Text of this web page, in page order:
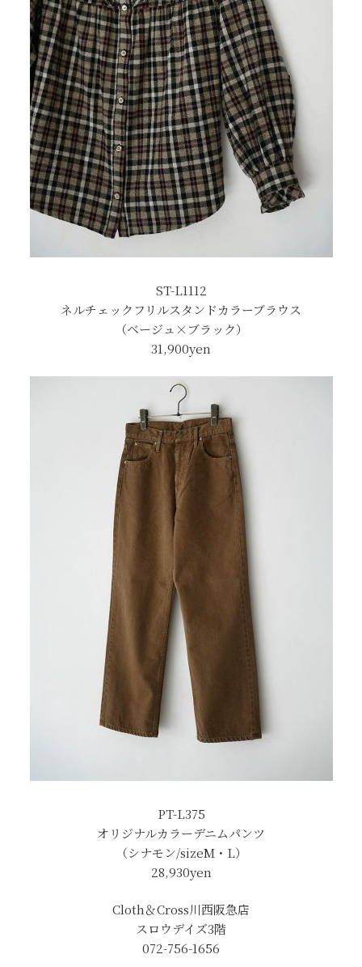
ST-L1112
ネルチェックフリルスタンドカラーブラウス
（ベージュ×ブラック）
31,900yen
PT-L375
オリジナルカラーデニムパンツ
（シナモン/sizeM・L）
28,930yen
Cloth＆Cross川西阪急店
スロウデイズ3階
072-756-1656